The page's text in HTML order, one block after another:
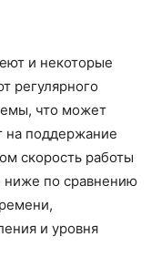
и некоторые
регулярного
что может
на поддержание
скорость работы
ниже по сравнению
и уровня